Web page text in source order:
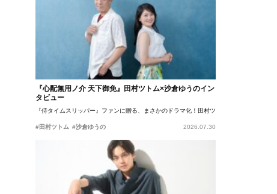
『心配無用ノ介 天下御免』田村ツトム×沙倉ゆうのイン
タビュー
『侍タイムスリッパー』ファンに贈る、まさかのドラマ化！田村ツトム×沙倉ゆうのが語
#田村ツトム #沙倉ゆうの 2026.07.30